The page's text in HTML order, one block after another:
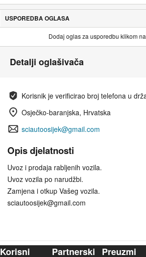
USPOREDBA OGLASA
Dodaj oglas za usporedbu klikom
Detalji oglašivača
Korisnik je verificirao broj telefona u
Osječko-baranjska, Hrvatska
sciautoosijek@gmail.com
Opis djelatnosti
Uvoz i prodaja rabljenih vozila.
Uvoz vozila po narudžbi.
Zamjena i otkup Vašeg vozila.
sciautoosijek@gmail.com
Korisni Partnerski Preuzmi